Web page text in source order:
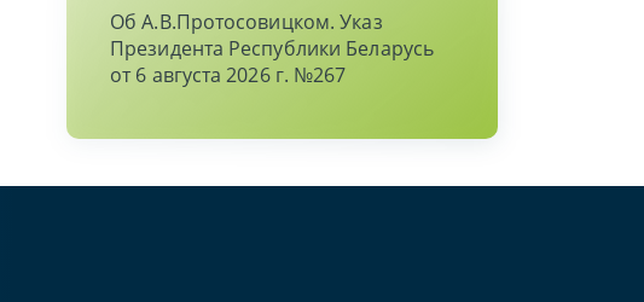
Об А.В.Протосовицком. Указ
Президента Республики Беларусь
от 6 августа 2026 г. №267